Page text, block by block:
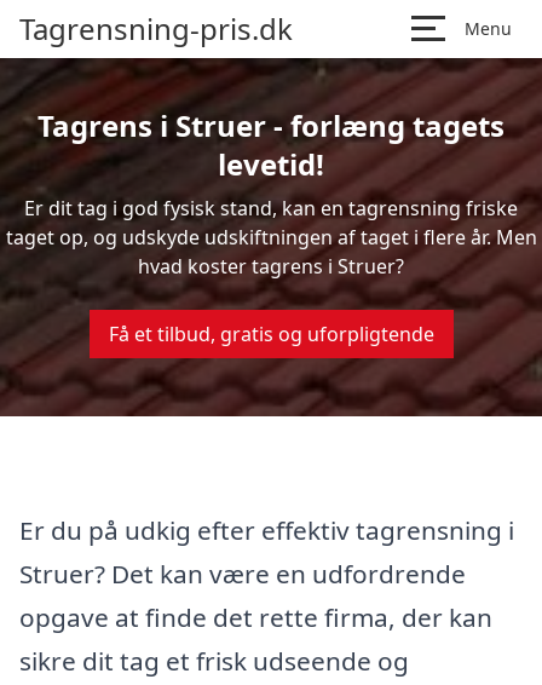
Tagrensning-pris.dk Menu
Tagrens i Struer - forlæng tagets
levetid!
Er dit tag i god fysisk stand, kan en tagrensning friske
taget op, og udskyde udskiftningen af taget i flere år. Men
hvad koster tagrens i Struer?
Få et tilbud, gratis og uforpligtende
Er du på udkig efter effektiv tagrensning i
Struer? Det kan være en udfordrende
opgave at finde det rette firma, der kan
sikre dit tag et frisk udseende og